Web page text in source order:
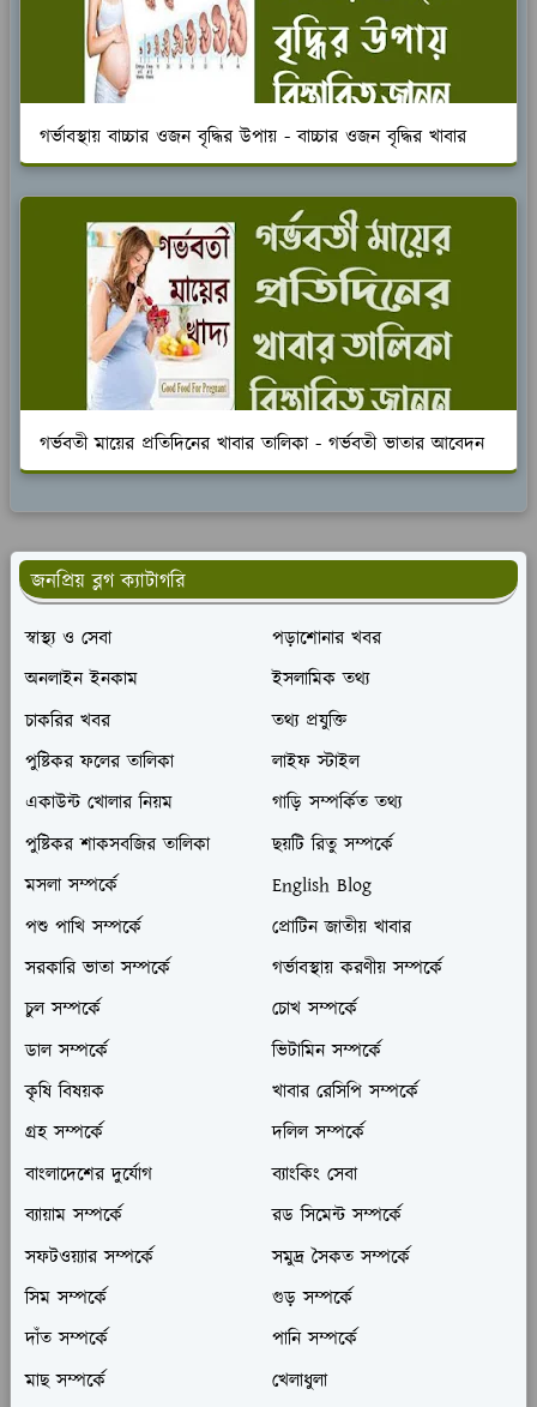
গর্ভাবস্থায় বাচ্চার ওজন বৃদ্ধির উপায় - বাচ্চার ওজন বৃদ্ধির খাবার
গর্ভবতী মায়ের প্রতিদিনের খাবার তালিকা - গর্ভবতী ভাতার আবেদন
জনপ্রিয় ব্লগ ক্যাটাগরি
স্বাস্থ্য ও সেবা
পড়াশোনার খবর
অনলাইন ইনকাম
ইসলামিক তথ্য
চাকরির খবর
তথ্য প্রযুক্তি
পুষ্টিকর ফলের তালিকা
লাইফ স্টাইল
একাউন্ট খোলার নিয়ম
গাড়ি সম্পর্কিত তথ্য
পুষ্টিকর শাকসবজির তালিকা
ছয়টি রিতু সম্পর্কে
মসলা সম্পর্কে
English Blog
পশু পাখি সম্পর্কে
প্রোটিন জাতীয় খাবার
সরকারি ভাতা সম্পর্কে
গর্ভাবস্থায় করণীয় সম্পর্কে
চুল সম্পর্কে
চোখ সম্পর্কে
ডাল সম্পর্কে
ভিটামিন সম্পর্কে
কৃষি বিষয়ক
খাবার রেসিপি সম্পর্কে
গ্রহ সম্পর্কে
দলিল সম্পর্কে
বাংলাদেশের দুর্যোগ
ব্যাংকিং সেবা
ব্যায়াম সম্পর্কে
রড সিমেন্ট সম্পর্কে
সফটওয়্যার সম্পর্কে
সমুদ্র সৈকত সম্পর্কে
সিম সম্পর্কে
গুড় সম্পর্কে
দাঁত সম্পর্কে
পানি সম্পর্কে
মাছ সম্পর্কে
খেলাধুলা